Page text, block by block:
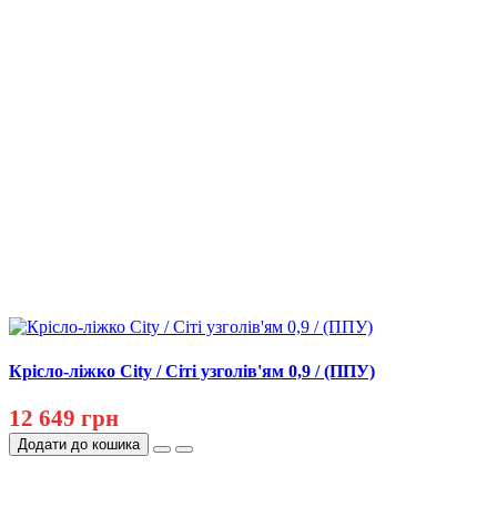
Крісло-ліжко City / Сіті узголів'ям 0,9 / (ППУ)
12 649 грн
Додати до кошика